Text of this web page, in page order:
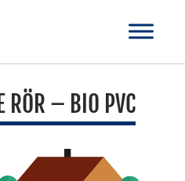
RÖR – BIO PVC